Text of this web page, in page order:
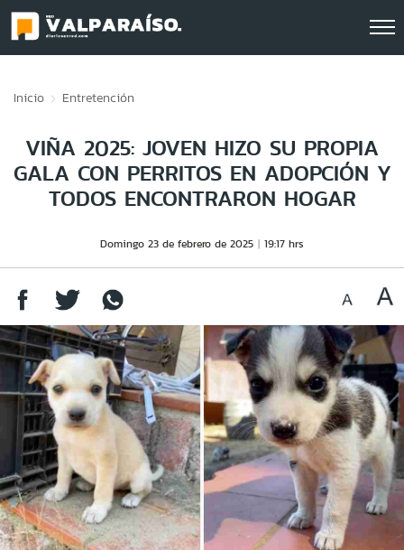
Inicio Entretención
VIÑA 2025: JOVEN HIZO SU PROPIA
GALA CON PERRITOS EN ADOPCIÓN Y
TODOS ENCONTRARON HOGAR
Domingo 23 de febrero de 2025 19:17 hrs